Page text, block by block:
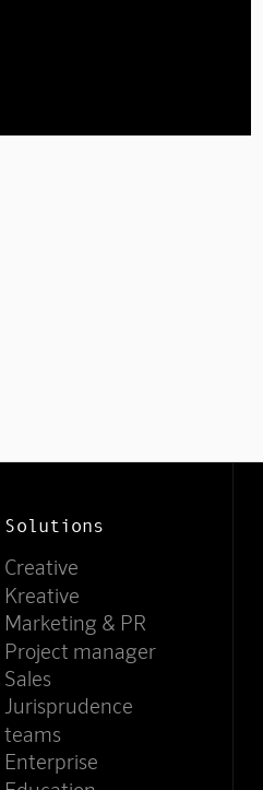
Solutions
Creative
Kreative
Marketing & PR
Project manager
Sales
Jurisprudence
teams
Enterprise